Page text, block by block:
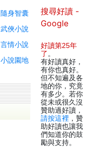
隨身智囊
武俠小說
言情小說
小說園地
搜尋好讀 -
Google
好讀第25年
了 。
有好讀真好，
有你也真好。
但不知遍及各
地的你，究竟
有多少。若你
從未或很久沒
贊助過好讀，
請按這裡 ，贊
助好讀也讓我
們知道你的鼓
勵與支持。